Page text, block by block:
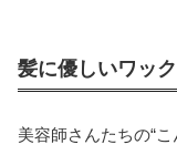
髪に優しいワッ
美容師さんたちの“